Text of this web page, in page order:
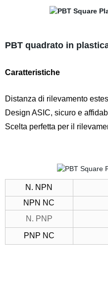
PBT quadrato in
Caratteristiche
Distanza di rilevamento
Design ASIC, sicuro e
Scelta perfetta per il
N. NPN
NPN NC
N. PNP
PNP NC